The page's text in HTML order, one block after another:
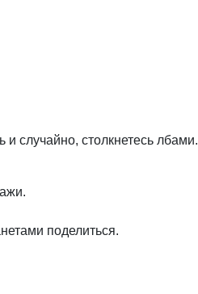
и случайно, столкнетесь лбами.
поделиться.